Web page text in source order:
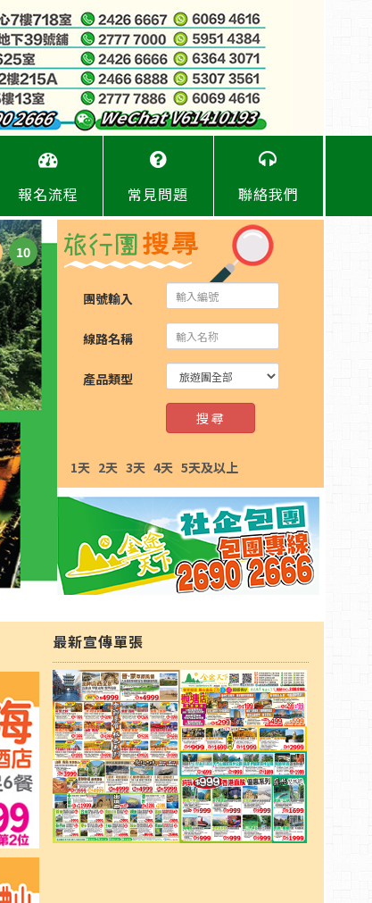
報名流程 常見問題 聯絡我們
10
團號輸入
線路名稱
產品類型
搜 尋
1天 2天 3天 4天 5天及以上
最新宣傳單張